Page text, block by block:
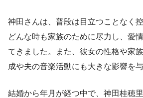
神田さんは、普段は目立つことなく
どんな時も家族のために尽力し、愛
てきました。また、彼女の性格や家
成や夫の音楽活動にも大きな影響を与
結婚から年月が経つ中で、神田桂穂